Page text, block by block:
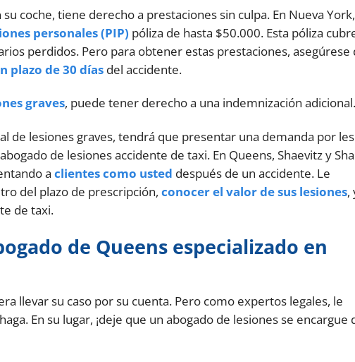
coche, tiene derecho a prestaciones sin culpa. En Nueva
personales (PIP) póliza de hasta $50.000. Esta póliza
perdidos. Pero para obtener estas prestaciones, asegúrese
plazo de 30 días del accidente.
graves, puede tener derecho a una indemnización adicional.
de lesiones graves, tendrá que presentar una demanda por
de lesiones accidente de taxi. En Queens, Shaevitz y
aclientes como usted después de un accidente. Le
del plazo de prescripción,conocer el valor de sus lesiones,
de taxi.
de Queens especializado en
llevar su caso por su cuenta. Pero como expertos legales, le
En su lugar, ¡deje que un abogado de lesiones se encargue